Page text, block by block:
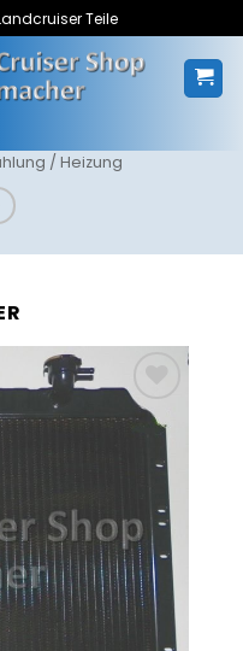
Teile
/ Heizung
Zum
Merkzettel
hinzufügen